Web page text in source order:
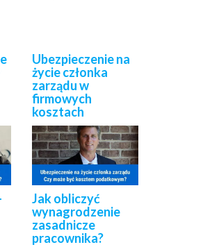
Ubezpieczenie na
życie członka
zarządu w
firmowych
kosztach
Jak obliczyć
wynagrodzenie
zasadnicze
pracownika?